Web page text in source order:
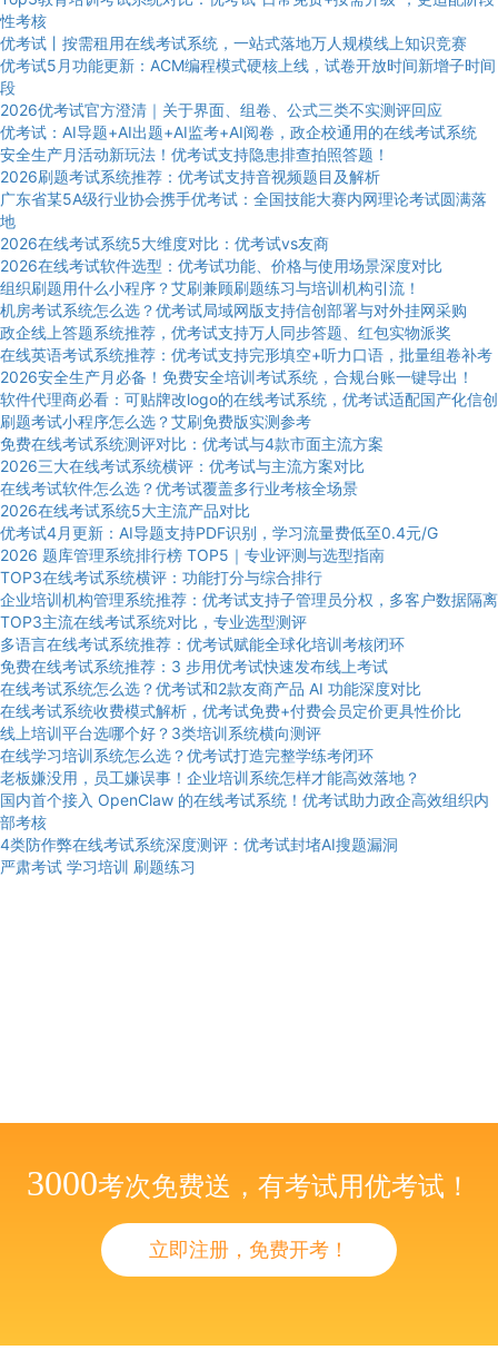
性考核
优考试丨按需租用在线考试系统，一站式落地万人规模线上知识竞赛
优考试5月功能更新：ACM编程模式硬核上线，试卷开放时间新增子时间
段
2026优考试官方澄清｜关于界面、组卷、公式三类不实测评回应
优考试：AI导题+AI出题+AI监考+AI阅卷，政企校通用的在线考试系统
安全生产月活动新玩法！优考试支持隐患排查拍照答题！
2026刷题考试系统推荐：优考试支持音视频题目及解析
广东省某5A级行业协会携手优考试：全国技能大赛内网理论考试圆满落
地
2026在线考试系统5大维度对比：优考试vs友商
2026在线考试软件选型：优考试功能、价格与使用场景深度对比
组织刷题用什么小程序？艾刷兼顾刷题练习与培训机构引流！
机房考试系统怎么选？优考试局域网版支持信创部署与对外挂网采购
政企线上答题系统推荐，优考试支持万人同步答题、红包实物派奖
在线英语考试系统推荐：优考试支持完形填空+听力口语，批量组卷补考
2026安全生产月必备！免费安全培训考试系统，合规台账一键导出！
软件代理商必看：可贴牌改logo的在线考试系统，优考试适配国产化信创
刷题考试小程序怎么选？艾刷免费版实测参考
免费在线考试系统测评对比：优考试与4款市面主流方案
2026三大在线考试系统横评：优考试与主流方案对比
在线考试软件怎么选？优考试覆盖多行业考核全场景
2026在线考试系统5大主流产品对比
优考试4月更新：AI导题支持PDF识别，学习流量费低至0.4元/G
2026 题库管理系统排行榜 TOP5｜专业评测与选型指南
TOP3在线考试系统横评：功能打分与综合排行
企业培训机构管理系统推荐：优考试支持子管理员分权，多客户数据隔离
TOP3主流在线考试系统对比，专业选型测评
多语言在线考试系统推荐：优考试赋能全球化培训考核闭环
免费在线考试系统推荐：3 步用优考试快速发布线上考试
在线考试系统怎么选？优考试和2款友商产品 AI 功能深度对比
在线考试系统收费模式解析，优考试免费+付费会员定价更具性价比
线上培训平台选哪个好？3类培训系统横向测评
在线学习培训系统怎么选？优考试打造完整学练考闭环
老板嫌没用，员工嫌误事！企业培训系统怎样才能高效落地？
国内首个接入 OpenClaw 的在线考试系统！优考试助力政企高效组织内
部考核
4类防作弊在线考试系统深度测评：优考试封堵AI搜题漏洞
严肃考试 学习培训 刷题练习
3000考次免费送，有考试用优考试！
立即注册，免费开考！